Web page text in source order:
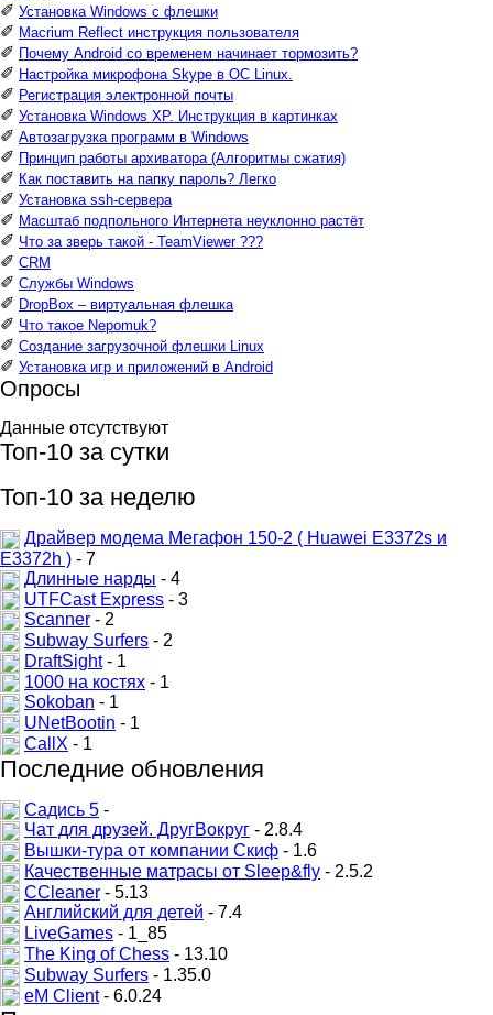
✐ Установка Windows с флешки
✐ Macrium Reflect инструкция пользователя
✐ Почему Android со временем начинает тормозить?
✐ Настройка микрофона Skype в ОС Linux.
✐ Регистрация электронной почты
✐ Установка Windows XP. Инструкция в картинках
✐ Автозагрузка программ в Windows
✐ Принцип работы архиватора (Алгоритмы сжатия)
✐ Как поставить на папку пароль? Легко
✐ Установка ssh-сервера
✐ Масштаб подпольного Интернета неуклонно растёт
✐ Что за зверь такой - TeamViewer ???
✐ CRM
✐ Службы Windows
✐ DropBox – виртуальная флешка
✐ Что такое Nepomuk?
✐ Создание загрузочной флешки Linux
✐ Установка игр и приложений в Android
Опросы
Данные отсутствуют
Топ-10 за сутки
Топ-10 за неделю
Драйвер модема Мегафон 150-2 ( Huawei E3372s и
E3372h ) - 7
Длинные нарды - 4
UTFCast Express - 3
Scanner - 2
Subway Surfers - 2
DraftSight- 1
1000 на костях - 1
Sokoban - 1
UNetBootin - 1
CallX - 1
Последние обновления
Садись 5 -
Чат для друзей. ДругВокруг - 2.8.4
Вышки-тура от компании Скиф - 1.6
Качественные матрасы от Sleep&fly - 2.5.2
CCleaner - 5.13
Английский для детей - 7.4
LiveGames - 1_85
The King of Chess - 13.10
Subway Surfers - 1.35.0
eM Client- 6.0.24